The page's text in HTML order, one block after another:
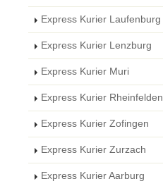
Express Kurier Laufenburg
Express Kurier Lenzburg
Express Kurier Muri
Express Kurier Rheinfelden
Express Kurier Zofingen
Express Kurier Zurzach
Express Kurier Aarburg